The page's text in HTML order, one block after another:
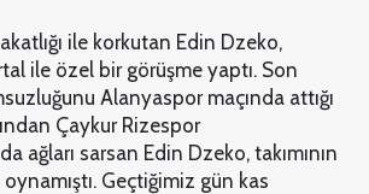
ile korkutan Edin Dzeko,
ile özel bir görüşme yaptı. Son
Alanyaspor maçında attığı
Çaykur Rizespor
ağları sarsan Edin Dzeko, takımının
Geçtiğimiz gün kas